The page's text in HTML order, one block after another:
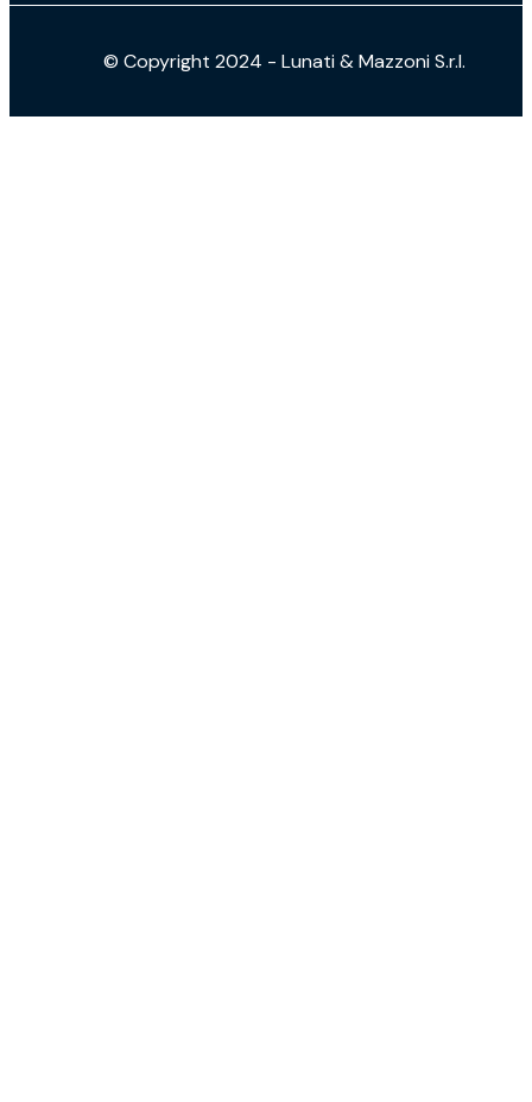
© Copyright 2024 - Lunati & Mazzoni S.r.l.